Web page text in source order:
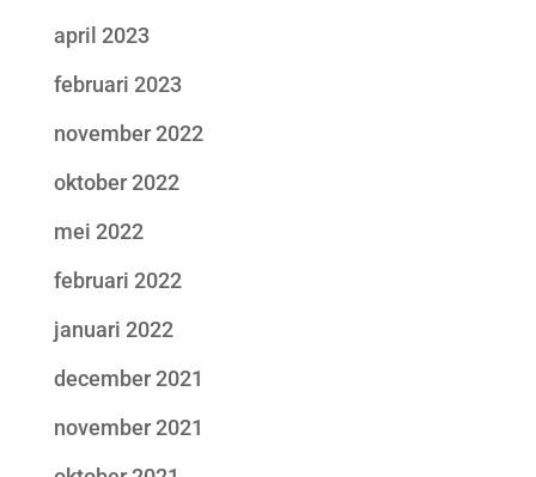
april 2023
februari 2023
november 2022
oktober 2022
mei 2022
februari 2022
januari 2022
december 2021
november 2021